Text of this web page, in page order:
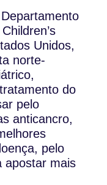
Unidos,
norte-
do
pelo
anticancro,
pelo
apostar mais